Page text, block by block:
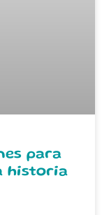
para
historia